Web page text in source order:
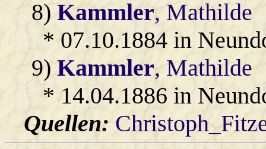
8)Kammler, Mathilde
* 07.10.1884 in
9)Kammler, Mathilde
* 14.04.1886 in
Quellen: